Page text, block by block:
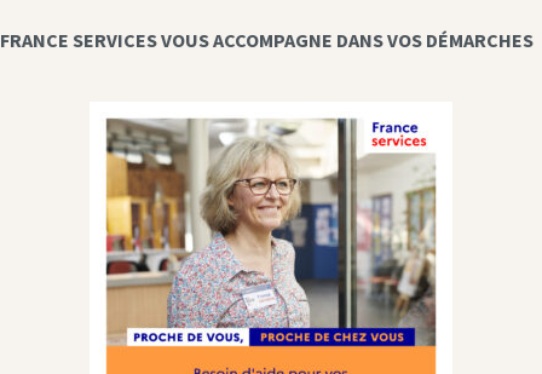
FRANCE SERVICES VOUS ACCOMPAGNE DANS VOS DÉMARCHES